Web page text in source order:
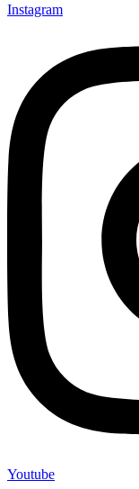
Instagram
Youtube